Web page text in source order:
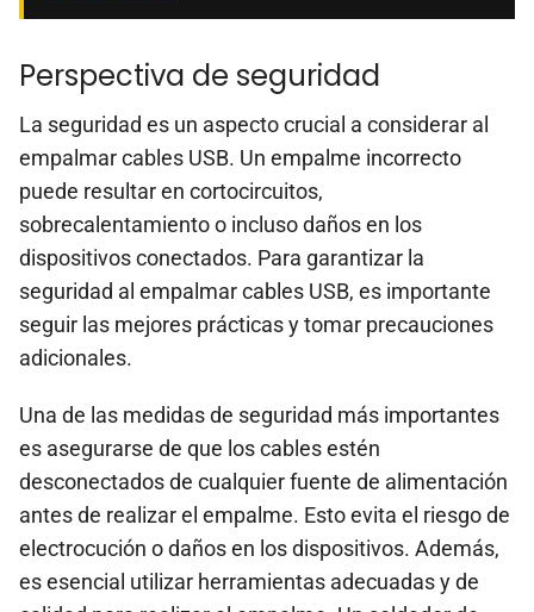
Perspectiva de seguridad
La seguridad es un aspecto crucial a considerar al
empalmar cables USB. Un empalme incorrecto
puede resultar en cortocircuitos,
sobrecalentamiento o incluso daños en los
dispositivos conectados. Para garantizar la
seguridad al empalmar cables USB, es importante
seguir las mejores prácticas y tomar precauciones
adicionales.
Una de las medidas de seguridad más importantes
es asegurarse de que los cables estén
desconectados de cualquier fuente de alimentación
antes de realizar el empalme. Esto evita el riesgo de
electrocución o daños en los dispositivos. Además,
es esencial utilizar herramientas adecuadas y de